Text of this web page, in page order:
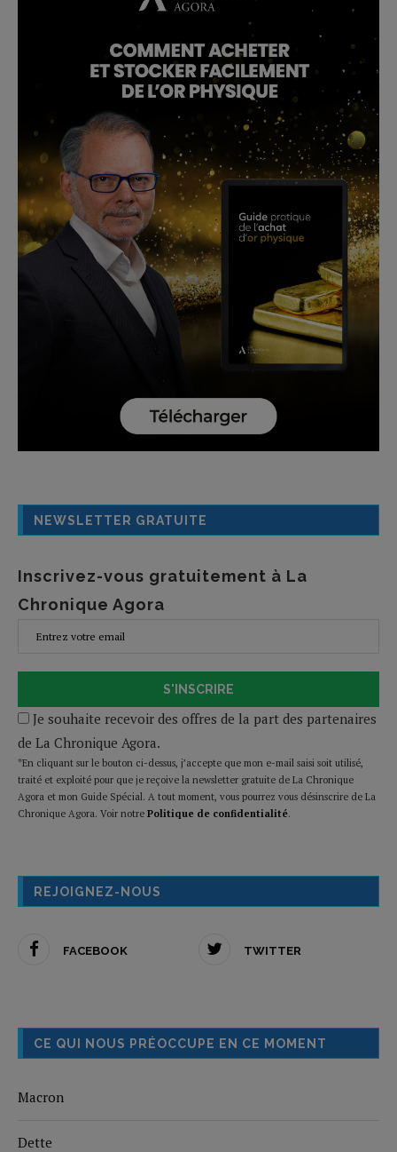
NEWSLETTER GRATUITE
Inscrivez-vous gratuitement à La
Chronique Agora
S'INSCRIRE
Je souhaite recevoir des offres de la part des partenaires
de La Chronique Agora.
*En cliquant sur le bouton ci-dessus, j’accepte que mon e-mail saisi soit utilisé,
traité et exploité pour que je reçoive la newsletter gratuite de La Chronique
Agora et mon Guide Spécial. A tout moment, vous pourrez vous désinscrire de La
Chronique Agora. Voir notre Politique de confidentialité.
REJOIGNEZ-NOUS
FACEBOOK TWITTER
CE QUI NOUS PRÉOCCUPE EN CE MOMENT
Macron
Dette